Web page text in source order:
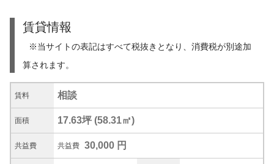
賃貸情報
※当サイトの表記はすべて税抜きとなり、消費税が別途加
算されます。
賃料 相談
面積 17.63坪 (58.31㎡)
共益費 共益費 30,000 円